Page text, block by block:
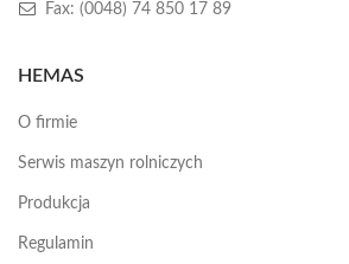
Fax: (0048) 74 850 17 89
HEMAS
O firmie
Serwis maszyn rolniczych
Produkcja
Regulamin